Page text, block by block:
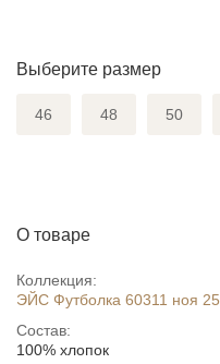
Выберите размер
46 48 50
О товаре
Коллекция:
ЭЙС Футболка 60311 ноя 25
Состав:
100% хлопок